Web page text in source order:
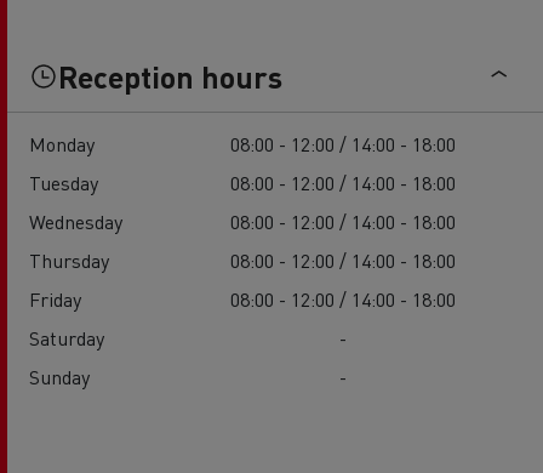
Reception hours
Monday
08:00 - 12:00 / 14:00 - 18:00
Tuesday
08:00 - 12:00 / 14:00 - 18:00
Wednesday
08:00 - 12:00 / 14:00 - 18:00
Thursday
08:00 - 12:00 / 14:00 - 18:00
Friday
08:00 - 12:00 / 14:00 - 18:00
Saturday
-
Sunday
-